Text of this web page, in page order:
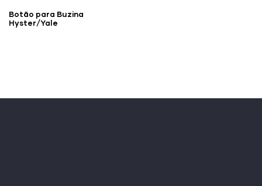
Botão para Buzina
Hyster/Yale